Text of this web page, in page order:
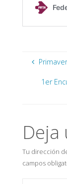
1er
Deja
Tu dirección
campos